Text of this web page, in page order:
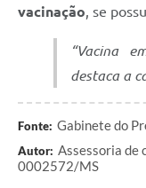
vacinação, se
“Vacina
destaca a
Fonte: Gabinete do
Autor: Assessoria de
0002572/MS